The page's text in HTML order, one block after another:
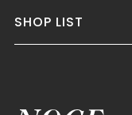
SHOP LIST